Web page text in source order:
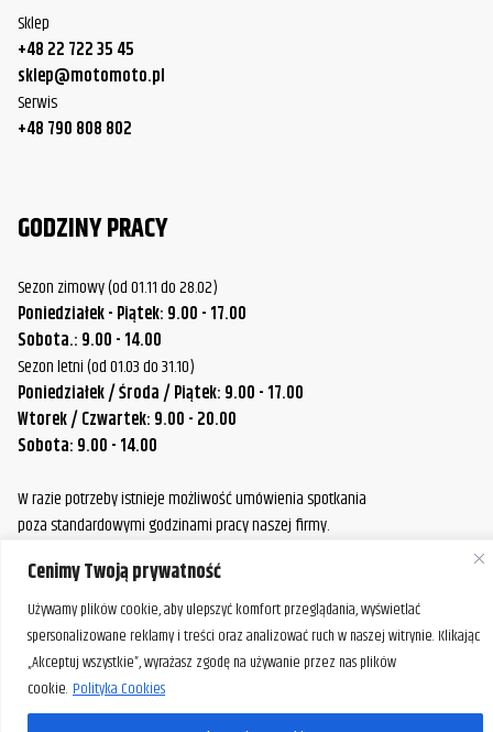
Cenimy Twoją prywatność
Używamy plików cookie, aby ulepszyć komfort przeglądania, wyświetlać
spersonalizowane reklamy i treści oraz analizować ruch w naszej witrynie. Klikając
„Akceptuj wszystkie”, wyrażasz zgodę na używanie przez nas plików
cookie. Polityka Cookies
Sklep
+48 22 722 35 45
sklep@motomoto.pl
Serwis
+48 790 808 802
GODZINY PRACY
Sezon zimowy (od 01.11 do 28.02)
Poniedziałek - Piątek: 9.00 - 17.00
Sobota.: 9.00 - 14.00
Sezon letni (od 01.03 do 31.10)
Poniedziałek / Środa / Piątek: 9.00 - 17.00
Wtorek / Czwartek: 9.00 - 20.00
Sobota: 9.00 - 14.00
W razie potrzeby istnieje możliwość umówienia spotkania
poza standardowymi godzinami pracy naszej firmy.